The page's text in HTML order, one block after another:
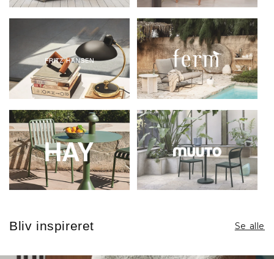
Bliv inspireret Se alle